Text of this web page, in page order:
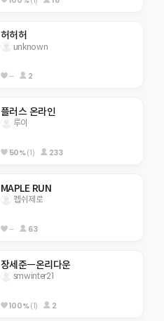
허허허
unknown
-- 2
플러스 온라인
루이
50%(1) 233
MAPLE RUN
펩쉬제로
-- 63
장세준ㅡ온리다운
smwinter21
100%(1) 2